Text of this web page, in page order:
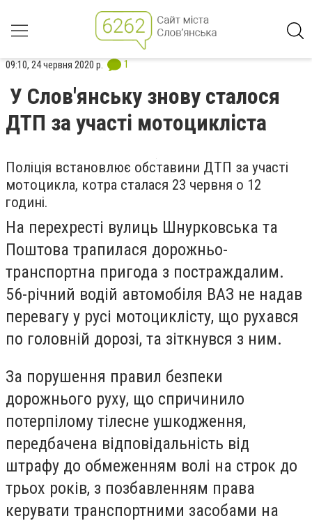
09:10, 24 червня 2020 р. 1
У Слов'янську знову сталося
ДТП за участі мотоцикліста
Поліція встановлює обставини ДТП за участі
мотоцикла, котра сталася 23 червня о 12
годині.
На перехресті вулиць Шнурковська та
Поштова трапилася дорожньо-
транспортна пригода з постраждалим.
56-річний водій автомобіля ВАЗ не надав
перевагу у русі мотоциклісту, що рухався
по головній дорозі, та зіткнувся з ним.
За порушення правил безпеки
дорожнього руху, що спричинило
потерпілому тілесне ушкодження,
передбачена відповідальність від
штрафу до обмеженням волі на строк до
трьох років, з позбавленням права
керувати транспортними засобами на